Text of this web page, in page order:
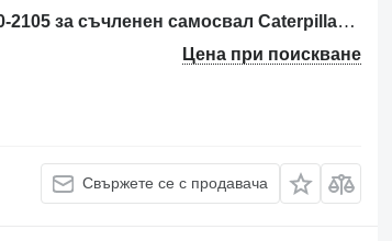
Блок за управление CONTROL ( JOYSTICK ) 440-2105 за съчленен самосвал Caterpillar 3054C
Цена при поискване
Свържете се с продавача